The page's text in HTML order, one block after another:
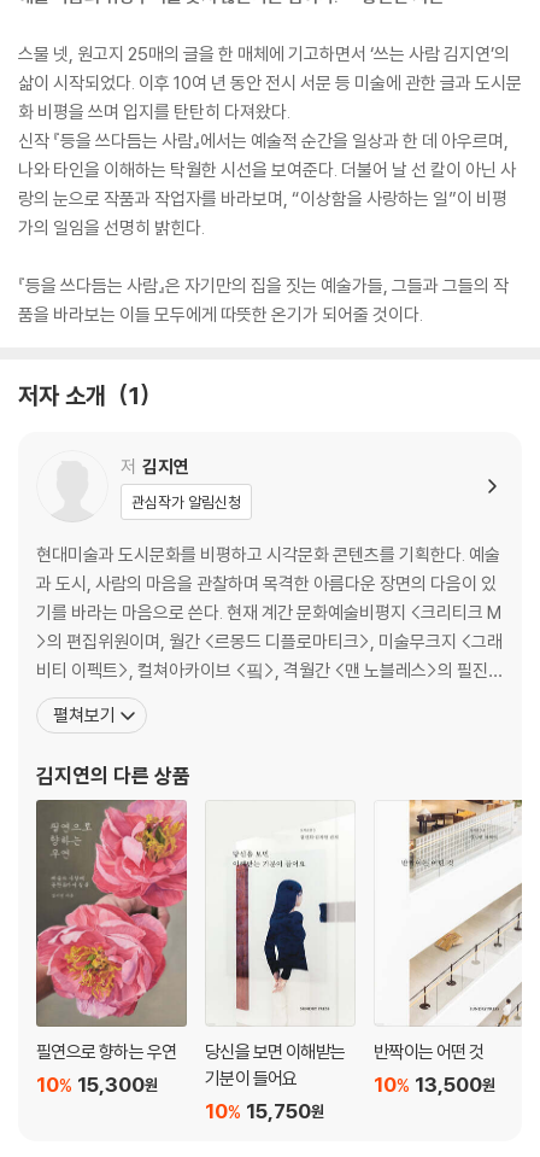
스물 넷, 원고지 25매의 글을 한 매체에 기고하면서 ‘쓰는 사람 김지연’의
삶이 시작되었다. 이후 10여 년 동안 전시 서문 등 미술에 관한 글과 도시문
화 비평을 쓰며 입지를 탄탄히 다져왔다.
신작 『등을 쓰다듬는 사람』에서는 예술적 순간을 일상과 한 데 아우르며,
나와 타인을 이해하는 탁월한 시선을 보여준다. 더불어 날 선 칼이 아닌 사
랑의 눈으로 작품과 작업자를 바라보며, “이상함을 사랑하는 일”이 비평
가의 일임을 선명히 밝힌다.
『등을 쓰다듬는 사람』은 자기만의 집을 짓는 예술가들, 그들과 그들의 작
품을 바라보는 이들 모두에게 따뜻한 온기가 되어줄 것이다.
저자 소개 1
저 김지연
관심작가 알림신청
현대미술과 도시문화를 비평하고 시각문화 콘텐츠를 기획한다. 예술
과 도시, 사람의 마음을 관찰하며 목격한 아름다운 장면의 다음이 있
기를 바라는 마음으로 쓴다. 현재 계간 문화예술비평지 <크리티크 M
>의 편집위원이며, 월간 <르몽드 디플로마티크>, 미술무크지 <그래
비티 이펙트>, 컬쳐아카이브 <핔>, 격월간 <맨 노블레스>의 필진이
다. 국악방송 라디오 FM99.1 <글과 음악의 온도>에서 전시를 소개
했으며(2021-2022), 대학과 기관, 문화 공간 등에서 글쓰기와 현대
는 어떤 것』(2022), 『보통의 감상』
펼쳐보기
김지연의 다른 상품
필연으로 향하는 우연
15,300원
10%
당신을 보면 이해받는
기분이 들어요
15,750원
10%
반짝이는 어떤 것
13,500원
10%